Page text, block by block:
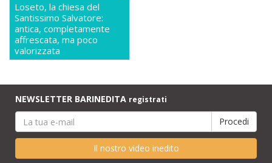
Loseto, la chiesa del
Santissimo Salvatore:
antica, completamente
affrescata, ma poco
valorizzata
NEWSLETTER BARINEDITA registrati
Il nostro video inedito